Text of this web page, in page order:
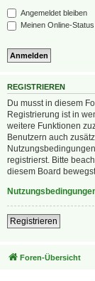
Angemeldet bleiben
Meinen Online-
REGISTRIEREN
Du musst in diesem
Registrierung ist in
weitere Funktionen
Benutzern auch
registrierst. Bitte
diesem Board
Registrieren
Foren-Übersicht